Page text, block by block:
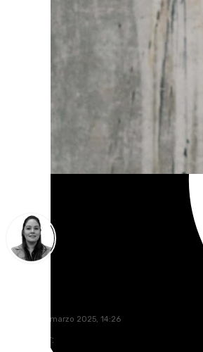
viernes, 28 marzo 2025, 14:26
Compartir: